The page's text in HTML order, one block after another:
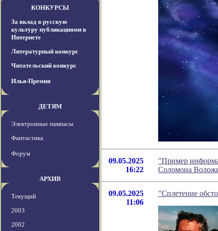
КОНКУРСЫ
За вклад в русскую
культуру публикациями в
Интернете
Литературный конкурс
Читательский конкурс
Илья-Премия
ДЕТЯМ
Электронные пампасы
Фантастика
Форум
АРХИВ
Текущий
2003
2002
09.05.2025
16:22
"Пример
Соломона
09.05.2025
11:06
"Сплетение